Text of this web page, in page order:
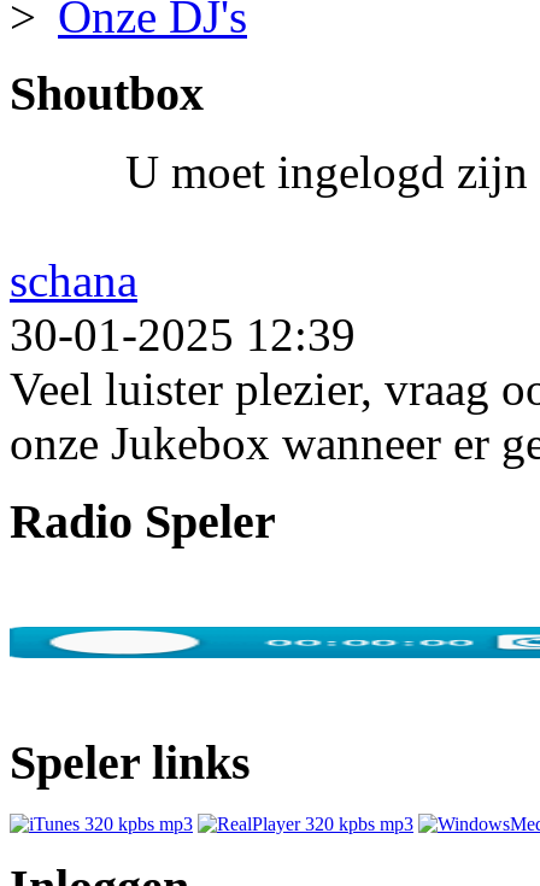
Onze DJ's
Shoutbox
U moet ingelogd zijn
schana
30-01-2025 12:39
Veel luister plezier, vraag
onze Jukebox wanneer er
Radio Speler
Speler links